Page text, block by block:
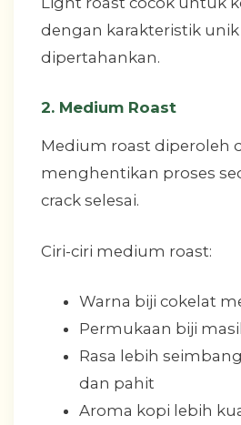
dengan karakteristik
dipertahankan.
2. Medium Roast
Medium roast diperoleh
menghentikan proses
crack selesai.
Ciri-ciri medium roast:
Warna biji cokelat
Permukaan biji
Rasa lebih
dan pahit
Aroma kopi lebih